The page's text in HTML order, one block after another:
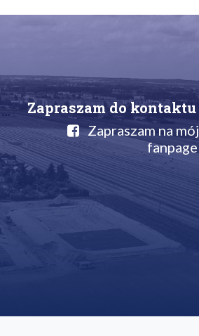
Zapraszam do kontaktu
Zapraszam na mój
fanpage